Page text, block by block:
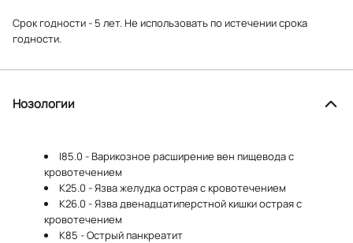
Срок годности - 5 лет. Не использовать по истечении срока
годности.
Нозологии
I85.0 - Варикозное расширение вен пищевода с
кровотечением
K25.0 - Язва желудка острая с кровотечением
K26.0 - Язва двенадцатиперстной кишки острая с
кровотечением
K85 - Острый панкреатит